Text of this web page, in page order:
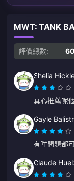
MWT: TANK
評價總數:
Shelia
真心推薦呢
Gayle
有咩問題都
Claude Huel